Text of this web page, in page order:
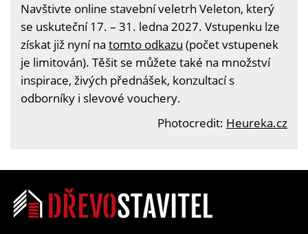
Navštivte online stavební veletrh Veleton, který
se uskuteční 17. – 31. ledna 2027. Vstupenku lze
získat již nyní na tomto odkazu (počet vstupenek
je limitován). Těšit se můžete také na množství
inspirace, živých přednášek, konzultací s
odborníky i slevové vouchery.
Photocredit: Heureka.cz